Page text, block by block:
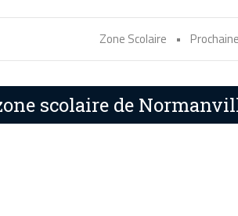
Zone Scolaire •
scolaire de